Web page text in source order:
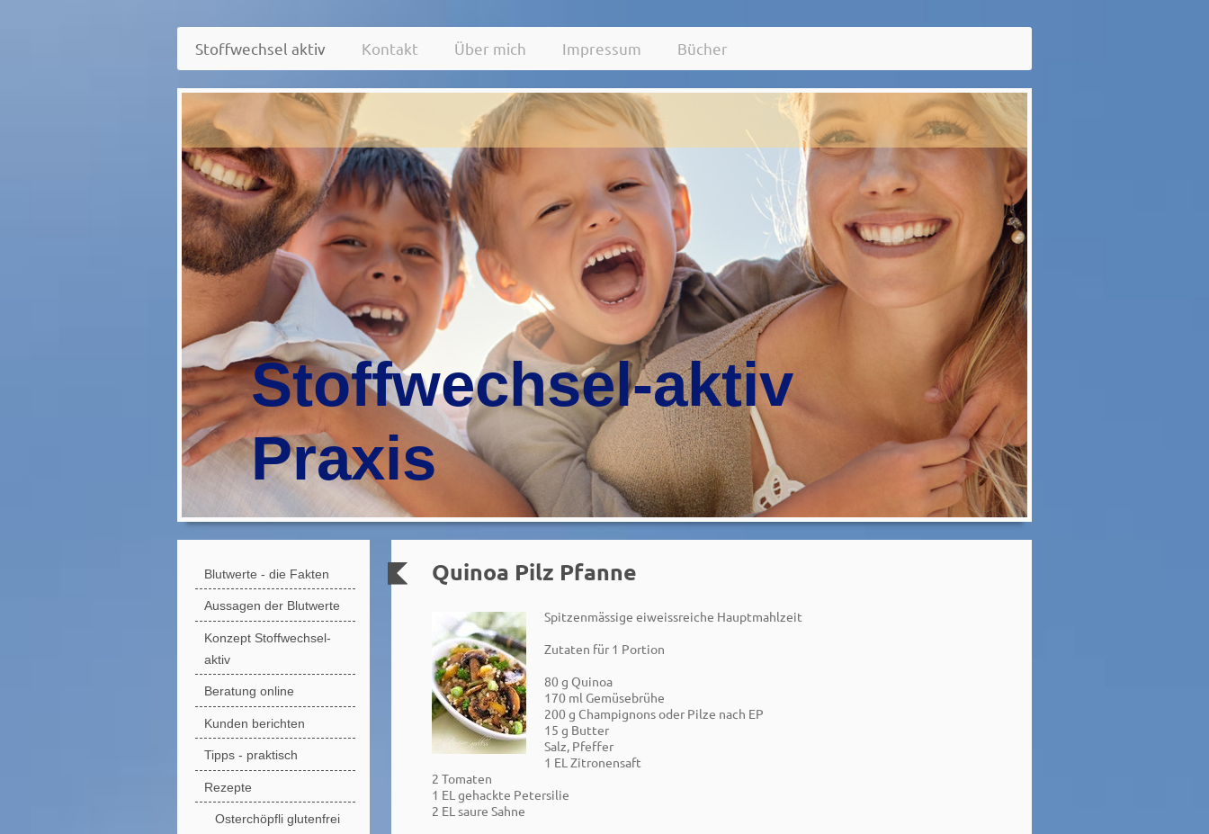
Stoffwechsel aktiv Kontakt Über mich Impressum Bücher
Stoffwechsel-aktiv
Praxis
Quinoa Pilz Pfanne
Spitzenmässige eiweissreiche Hauptmahlzeit
Zutaten für 1 Portion
80 g Quinoa
170 ml Gemüsebrühe
200 g Champignons oder Pilze nach EP
15 g Butter
Salz, Pfeffer
1 EL Zitronensaft
2 Tomaten
1 EL gehackte Petersilie
2 EL saure Sahne
Blutwerte - die Fakten
Aussagen der Blutwerte
Konzept Stoffwechsel-
aktiv
Beratung online
Kunden berichten
Tipps - praktisch
Rezepte
Osterchöpfli glutenfrei